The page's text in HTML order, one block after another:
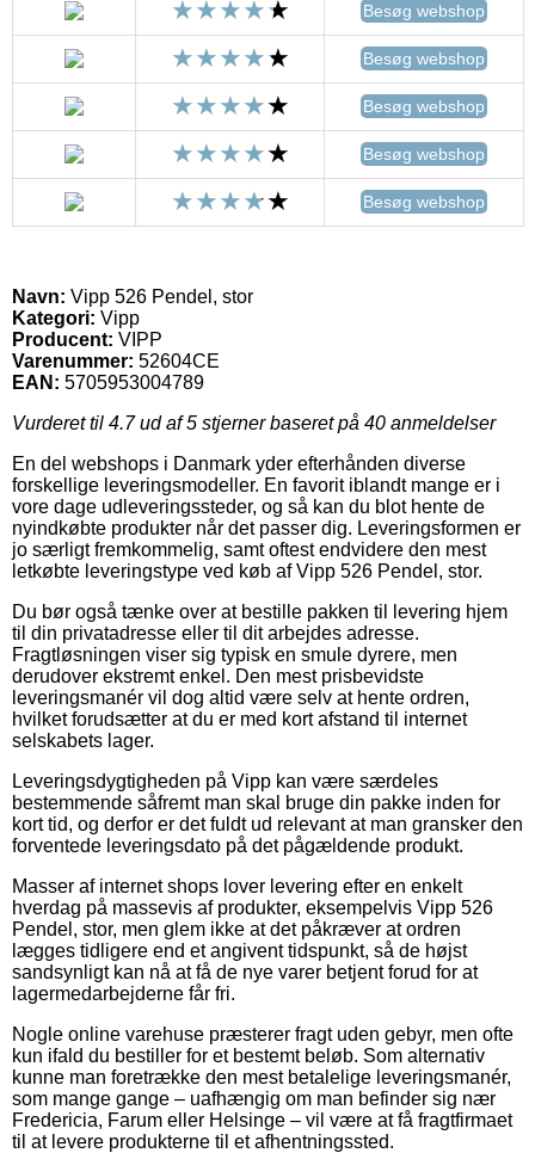
Besøg webshop
Besøg webshop
Besøg webshop
Besøg webshop
Besøg webshop
Navn: Vipp 526 Pendel, stor
Kategori: Vipp
Producent: VIPP
Varenummer: 52604CE
EAN: 5705953004789
Vurderet til 4.7ud af 5 stjerner baseret på 40 anmeldelser
En del webshops i Danmark yder efterhånden diverse
forskellige leveringsmodeller. En favorit iblandt mange er i
vore dage udleveringssteder, og så kan du blot hente de
nyindkøbte produkter når det passer dig. Leveringsformen er
jo særligt fremkommelig, samt oftest endvidere den mest
letkøbte leveringstype ved køb af Vipp 526 Pendel, stor.
Du bør også tænke over at bestille pakken til levering hjem
til din privatadresse eller til dit arbejdes adresse.
Fragtløsningen viser sig typisk en smule dyrere, men
derudover ekstremt enkel. Den mest prisbevidste
leveringsmanér vil dog altid være selv at hente ordren,
hvilket forudsætter at du er med kort afstand til internet
selskabets lager.
Leveringsdygtigheden på Vipp kan være særdeles
bestemmende såfremt man skal bruge din pakke inden for
kort tid, og derfor er det fuldt ud relevant at man gransker den
forventede leveringsdato på det pågældende produkt.
Masser af internet shops lover levering efter en enkelt
hverdag på massevis af produkter, eksempelvis Vipp 526
Pendel, stor, men glem ikke at det påkræver at ordren
lægges tidligere end et angivent tidspunkt, så de højst
sandsynligt kan nå at få de nye varer betjent forud for at
lagermedarbejderne får fri.
Nogle online varehuse præsterer fragt uden gebyr, men ofte
kun ifald du bestiller for et bestemt beløb. Som alternativ
kunne man foretrække den mest betalelige leveringsmanér,
som mange gange – uafhængig om man befinder sig nær
Fredericia, Farum eller Helsinge – vil være at få fragtfirmaet
til at levere produkterne til et afhentningssted.